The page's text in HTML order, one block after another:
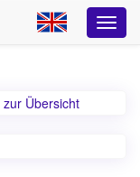
zur Übersicht